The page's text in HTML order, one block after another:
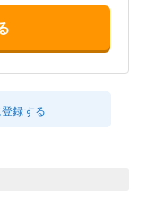
録する